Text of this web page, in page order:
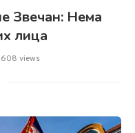
Звечан: Нема
лица
608 views